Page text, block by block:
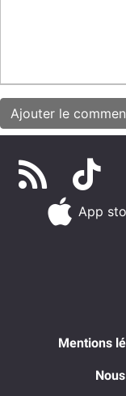
App
Mentions